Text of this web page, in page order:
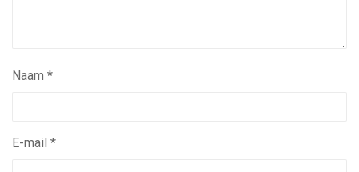
Naam *
E-mail *